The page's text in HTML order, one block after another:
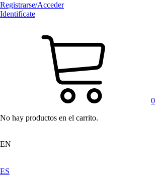
Registrarse/Acceder
Identifícate
0
No hay productos en el carrito.
EN
ES